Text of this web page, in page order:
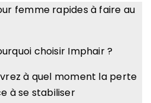
femme rapides à faire au
choisir Imphair ?
à quel moment la perte
à se stabiliser